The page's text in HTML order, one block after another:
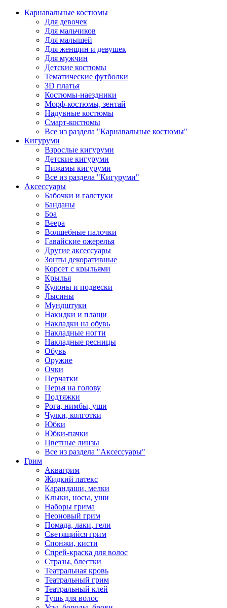
Карнавальные костюмы
Для девочек
Для мальчиков
Для малышей
Для женщин и девушек
Для мужчин
Детские костюмы
Тематические футболки
3D платья
Костюмы-наездники
Морф-костюмы, зентай
Надувные костюмы
Смарт-костюмы
Все из раздела "Карнавальные костюмы"
Кигуруми
Взрослые кигуруми
Детские кигуруми
Пижамы кигуруми
Все из раздела "Кигуруми"
Аксессуары
Бабочки и галстуки
Банданы
Боа
Веера
Волшебные палочки
Гавайские ожерелья
Другие аксессуары
Зонты декоративные
Корсет с крыльями
Крылья
Кулоны и подвески
Лысины
Мундштуки
Накидки и плащи
Накладки на обувь
Накладные ногти
Накладные ресницы
Обувь
Оружие
Очки
Перчатки
Перья на голову
Подтяжки
Рога, нимбы, уши
Чулки, колготки
Юбки
Юбки-пачки
Цветные линзы
Все из раздела "Аксессуары"
Грим
Аквагрим
Жидкий латекс
Карандаши, мелки
Клыки, носы, уши
Наборы грима
Неоновый грим
Помада, лаки, гели
Светящийся грим
Спонжи, кисти
Спрей-краска для волос
Стразы, блестки
Театральная кровь
Театральный грим
Театральный клей
Тушь для волос